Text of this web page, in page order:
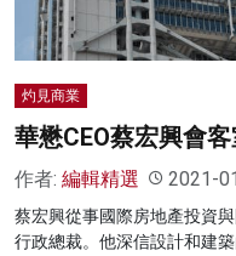
灼見活動
灼見商業
華懋CEO蔡宏興會
作者: 編輯精選 2021-
蔡宏興從事國際房地產投資
行政總裁。他深信設計和建